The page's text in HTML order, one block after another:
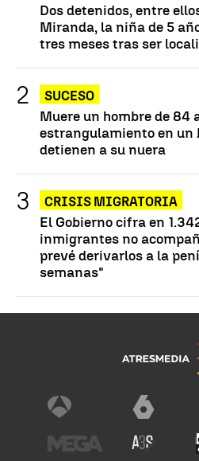
Dos detenidos, entre
Miranda, la niña de 5
tres meses tras ser
SUCESO
Muere un hombre de 84
estrangulamiento en un
detienen a su nuera
CRISIS MIGRATORIA
El Gobierno cifra en
inmigrantes no
prevé derivarlos a la
semanas"